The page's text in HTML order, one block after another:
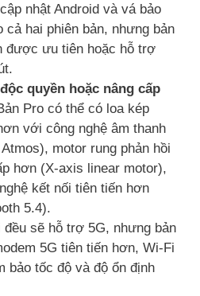
nhật Android và vá bảo
cả hai phiên bản, nhưng bản
được ưu tiên hoặc hỗ trợ
quyền hoặc nâng cấp
Pro có thể có loa kép
với công nghệ âm thanh
motor rung phản hồi
hơn (X-axis linear motor),
kết nối tiên tiến hơn
5.4).
đều sẽ hỗ trợ 5G, nhưng bản
5G tiên tiến hơn, Wi-Fi
bảo tốc độ và độ ổn định